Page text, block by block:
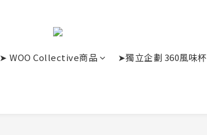
➤ WOO Collective商品
➤獨立企劃 360風味杯